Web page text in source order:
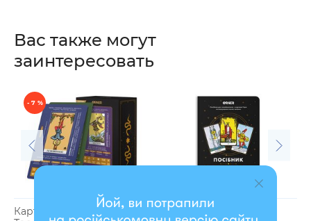
Вас также могут
заинтересовать
- 7 %
Карты Таро «Учебные
Руководство «Таро